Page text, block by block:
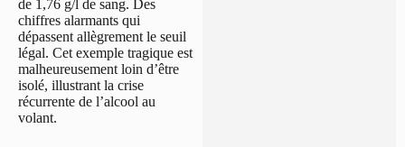
de 1,76 g/l de sang. Des
chiffres alarmants qui
dépassent allègrement le seuil
légal. Cet exemple tragique est
malheureusement loin d’être
isolé, illustrant la crise
récurrente de l’alcool au
volant.